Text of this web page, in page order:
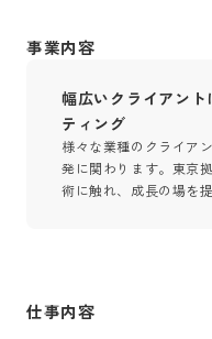
事業内容
幅広いクライアン
ティング
様々な業種のクライア
発に関わります。東京
術に触れ、成長の場を提
仕事内容